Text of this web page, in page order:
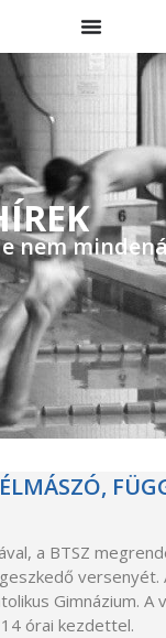
nem
a BTSZ
versenyét.
Gimnázium. A
órai kezdettel.